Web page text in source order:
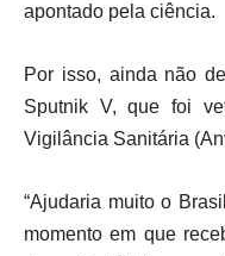
apontado pela ciência.
Por isso, ainda não
Sputnik V, que foi
Vigilância Sanitária
“Ajudaria muito o
momento em que